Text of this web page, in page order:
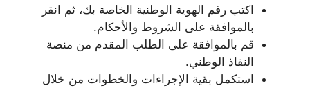
اكتب رقم الهوية الوطنية الخاصة بك، ثم انقر
بالموافقة على الشروط والأحكام.
قم بالموافقة على الطلب المقدم من منصة
النفاذ الوطني.
استكمل بقية الإجراءات والخطوات من خلال